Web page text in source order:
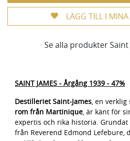
LÄGG TILL I MINA
Se alla produkter Saint
SAINT JAMES - Årgång 1939 - 47%
Destilleriet Saint-James, en
rom från Martinique, är känt för
expertis och rika historia.
från Reverend Edmond Lefebure,